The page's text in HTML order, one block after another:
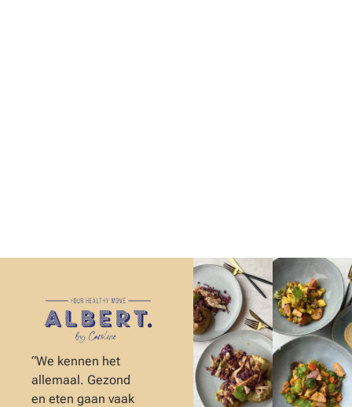
“We kennen het
allemaal. Gezond
en eten gaan vaak